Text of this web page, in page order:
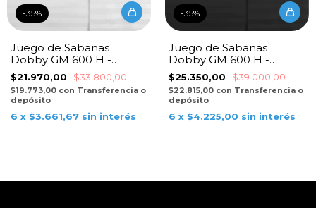
-35%
Juego de Sabanas
Dobby GM 600 H -
Blanco
$21.970,00 $33.800,00
$19.773,00 con Transferencia o
depósito
6 x $3.661,67 sin interés
-35%
Juego de Sabanas
Dobby GM 600 H -
Negro
$25.350,00 $39.000,00
$22.815,00 con Transferencia o
depósito
6 x $4.225,00 sin interés